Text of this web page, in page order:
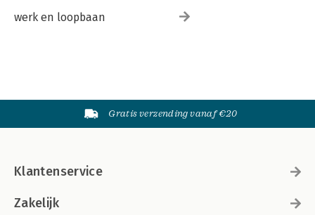
werk en loopbaan
Gratis verzending vanaf €20
Klantenservice
Zakelijk